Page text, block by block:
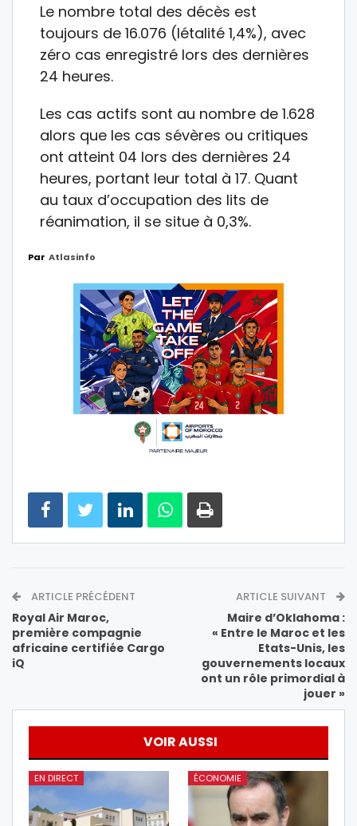
Le nombre total des décès est
toujours de 16.076 (létalité 1,4%), avec
zéro cas enregistré lors des dernières
24 heures.
Les cas actifs sont au nombre de 1.628
alors que les cas sévères ou critiques
ont atteint 04 lors des dernières 24
heures, portant leur total à 17. Quant
au taux d’occupation des lits de
réanimation, il se situe à 0,3%.
Par Atlasinfo
ARTICLE PRÉCÉDENT
Royal Air Maroc,
première compagnie
africaine certifiée Cargo
iQ
ARTICLE SUIVANT
Maire d’Oklahoma :
« Entre le Maroc et les
Etats-Unis, les
gouvernements locaux
ont un rôle primordial à
jouer »
VOIR AUSSI
EN DIRECT ÉCONOMIE